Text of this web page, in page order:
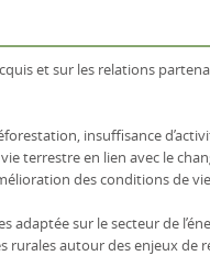
et sur les relations
insuffisance
terrestre en lien avec le
des conditions de
sur le secteur de
rurales autour des enjeux de